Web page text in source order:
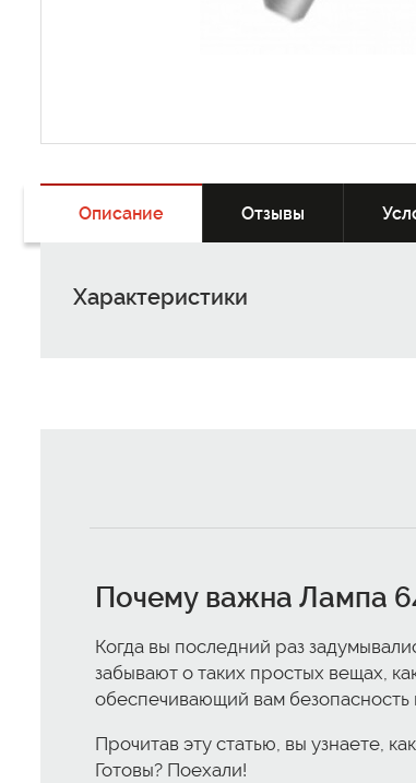
Описание Отзывы
Характеристики
Почему важна Лампа
Когда вы последний раз
забывают о таких простых вещах,
обеспечивающий вам
Прочитав эту статью, вы узнаете,
Готовы? Поехали!